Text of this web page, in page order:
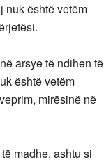
nuk është vetëm
arsye të ndihen të
është vetëm
mirësinë në
madhe, ashtu si